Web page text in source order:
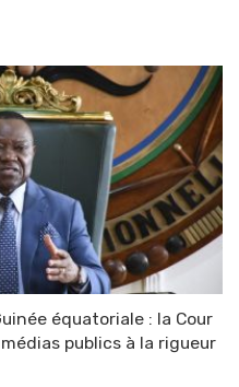
équatoriale : la Cour
publics à la rigueur